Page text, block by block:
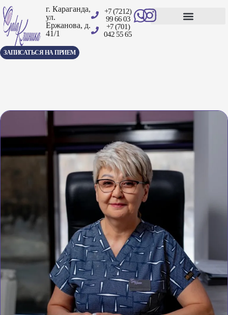
г. Караганда,
ул.
Ержанова, д.
41/1
+7 (7212)
99 66 03
+7 (701)
042 55 65
ЗАПИСАТЬСЯ НА ПРИЕМ